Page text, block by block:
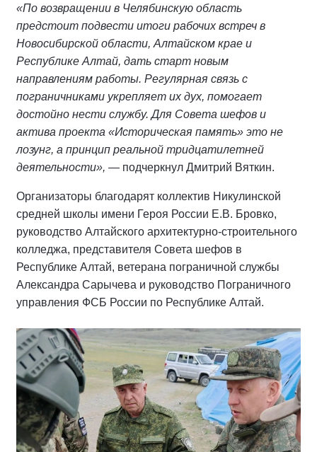
«По возвращении в Челябинскую область
предстоит подвести итоги рабочих встреч в
Новосибирской области, Алтайском крае и
Республике Алтай, дать старт новым
направлениям работы. Регулярная связь с
пограничниками укрепляет их дух, помогает
достойно нести службу. Для Совета шефов и
актива проекта «Историческая память» это не
лозунг, а принцип реальной тридцатилетней
деятельности», — подчеркнул Дмитрий Вяткин.
Организаторы благодарят коллектив Никулинской
средней школы имени Героя России Е.В. Бровко,
руководство Алтайского архитектурно-строительного
колледжа, представителя Совета шефов в
Республике Алтай, ветерана пограничной службы
Александра Сарычева и руководство Пограничного
управления ФСБ России по Республике Алтай.